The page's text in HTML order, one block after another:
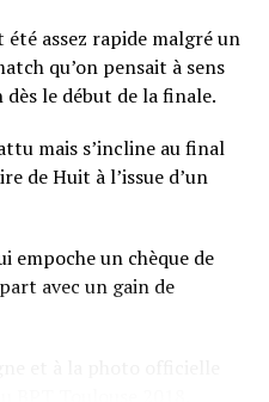
assez rapide malgré un
qu’on pensait à sens
dès le début de la finale.
mais s’incline au final
de Huit à l’issue d’un
empoche un chèque de
avec un gain de